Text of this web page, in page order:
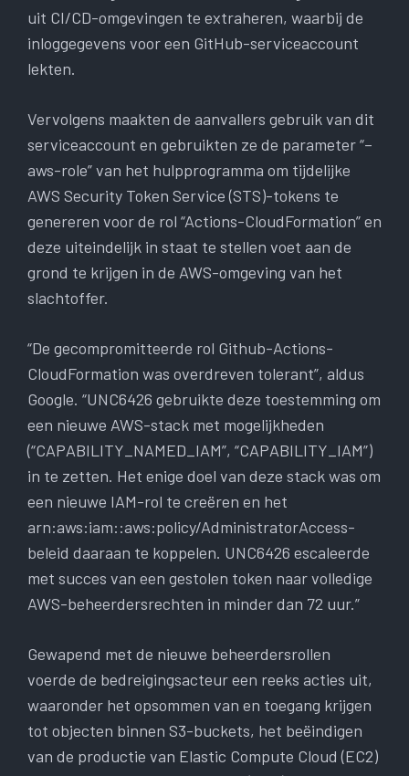
uit CI/CD-omgevingen te extraheren, waarbij de
inloggegevens voor een GitHub-serviceaccount
lekten.
Vervolgens maakten de aanvallers gebruik van dit
serviceaccount en gebruikten ze de parameter “–
aws-role” van het hulpprogramma om tijdelijke
AWS Security Token Service (STS)-tokens te
genereren voor de rol “Actions-CloudFormation” en
deze uiteindelijk in staat te stellen voet aan de
grond te krijgen in de AWS-omgeving van het
slachtoffer.
“De gecompromitteerde rol Github-Actions-
CloudFormation was overdreven tolerant”, aldus
Google. “UNC6426 gebruikte deze toestemming om
een ​​nieuwe AWS-stack met mogelijkheden
(“CAPABILITY_NAMED_IAM”, “CAPABILITY_IAM”)
in te zetten. Het enige doel van deze stack was om
een ​​nieuwe IAM-rol te creëren en het
arn:aws:iam::aws:policy/AdministratorAccess-
beleid daaraan te koppelen. UNC6426 escaleerde
met succes van een gestolen token naar volledige
AWS-beheerdersrechten in minder dan 72 uur.”
Gewapend met de nieuwe beheerdersrollen
voerde de bedreigingsacteur een reeks acties uit,
waaronder het opsommen van en toegang krijgen
tot objecten binnen S3-buckets, het beëindigen
van de productie van Elastic Compute Cloud (EC2)